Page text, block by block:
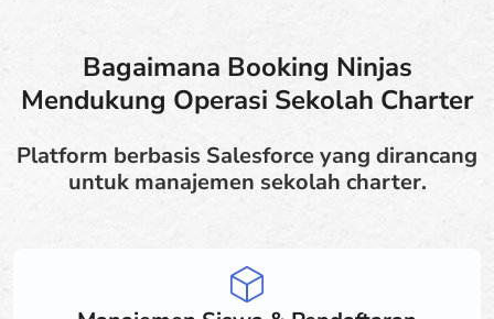
Bagaimana Booking Ninjas
Mendukung Operasi Sekolah Charter
Platform berbasis Salesforce yang dirancang
untuk manajemen sekolah charter.